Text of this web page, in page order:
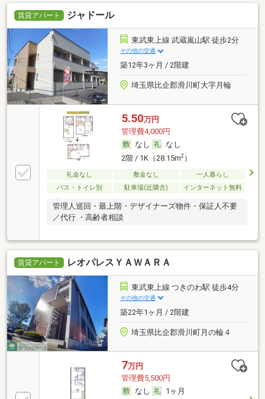
賃貸アパート ジャドール
東武東上線 武蔵嵐山駅 徒歩2分
その他の交通
築12年3ヶ月 / 2階建
埼玉県比企郡滑川町大字月輪
5.50万円
管理費4,000円
なし
なし
2階 / 1K（28.15m2）
礼金なし 敷金なし
一人暮らし
バス・トイレ別
駐車場(近隣含) インターネット無料
管理人巡回・最上階・デザイナーズ物件・保証人不要
／代行 ・高齢者相談
賃貸アパート レオパレスＹＡＷＡＲＡ
東武東上線 つきのわ駅 徒歩4分
その他の交通
築22年1ヶ月 / 2階建
埼玉県比企郡滑川町月の輪４
7万円
管理費5,500円
なし
1ヶ月